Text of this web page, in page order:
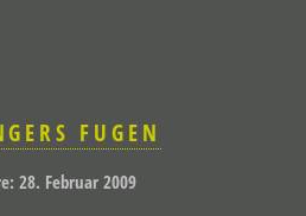
FUGEN
28. Februar 2009